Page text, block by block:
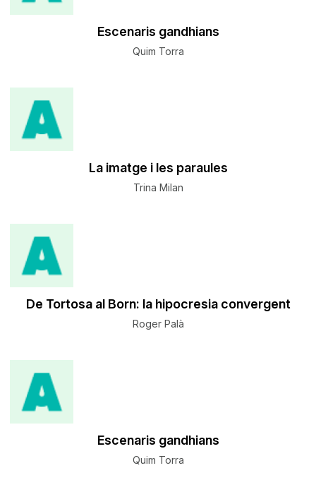
Escenaris gandhians
Quim Torra
La imatge i les paraules
Trina Milan
De Tortosa al Born: la hipocresia convergent
Roger Palà
Escenaris gandhians
Quim Torra